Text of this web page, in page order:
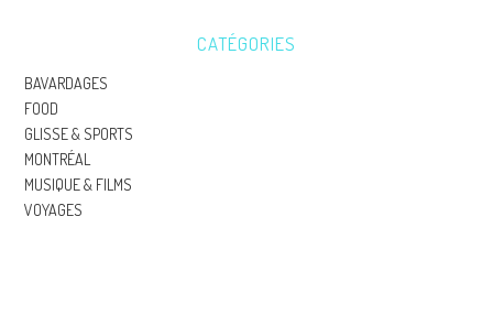
CATÉGORIES
BAVARDAGES
FOOD
GLISSE & SPORTS
MONTRÉAL
MUSIQUE & FILMS
VOYAGES